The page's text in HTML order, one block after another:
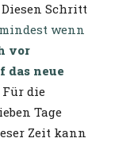
Schritt
wenn
vor
das neue
Für die
Tage
Zeit kann